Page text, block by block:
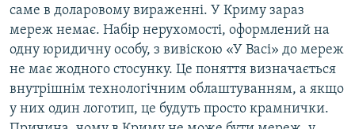
саме в доларовому вираженні. У Криму зараз
мереж немає. Набір нерухомості, оформлений на
одну юридичну особу, з вивіскою «У Васі» до мереж
не має жодного стосунку. Це поняття визначається
внутрішнім технологічним облаштуванням, а якщо
у них один логотип, це будуть просто крамнички.